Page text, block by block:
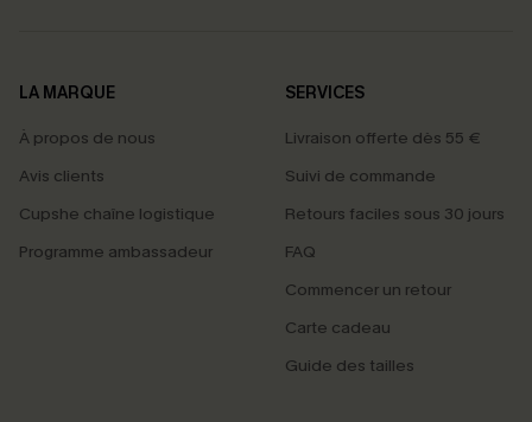
LA MARQUE
À propos de nous
Avis clients
Cupshe chaîne logistique
Programme ambassadeur
SERVICES
Livraison offerte dès 55 €
Suivi de commande
Retours faciles sous 30 jours
FAQ
Commencer un retour
Carte cadeau
Guide des tailles